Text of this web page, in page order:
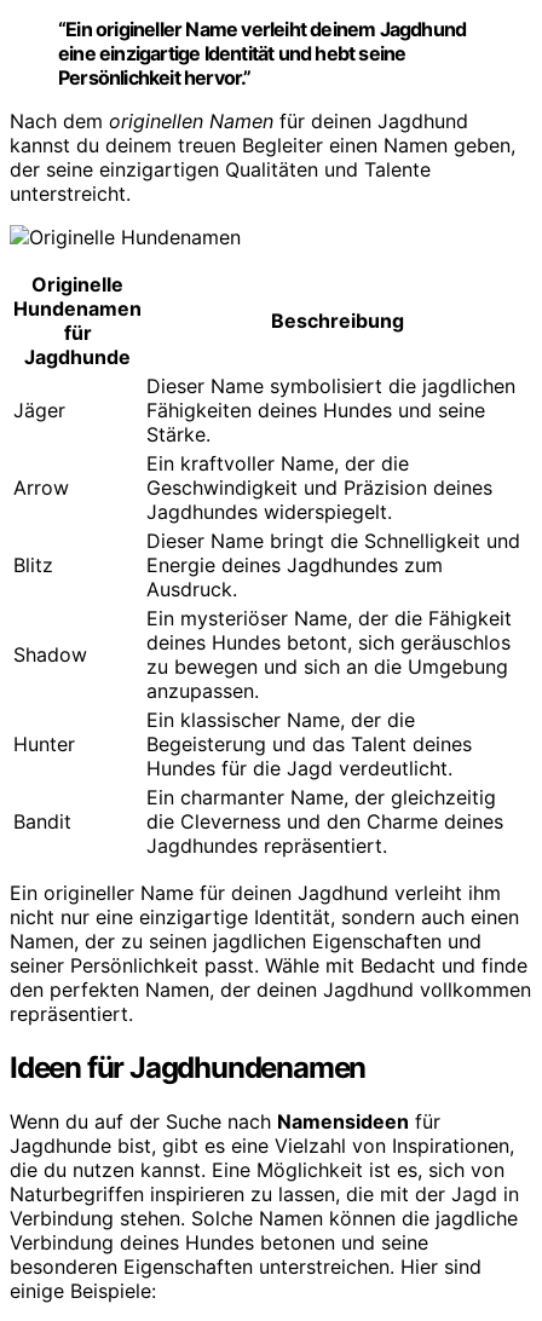
“Ein origineller Name verleiht deinem Jagdhund
eine einzigartige Identität und hebt seine
Persönlichkeit hervor.”
Nach dem originellen Namen für deinen Jagdhund
kannst du deinem treuen Begleiter einen Namen geben,
der seine einzigartigen Qualitäten und Talente
unterstreicht.
Originelle
Hundenamen
für
Jagdhunde
Beschreibung
Jäger
Dieser Name symbolisiert die jagdlichen
Fähigkeiten deines Hundes und seine
Stärke.
Arrow
Ein kraftvoller Name, der die
Geschwindigkeit und Präzision deines
Jagdhundes widerspiegelt.
Blitz
Dieser Name bringt die Schnelligkeit und
Energie deines Jagdhundes zum
Ausdruck.
Shadow
Ein mysteriöser Name, der die Fähigkeit
deines Hundes betont, sich geräuschlos
zu bewegen und sich an die Umgebung
anzupassen.
Hunter
Ein klassischer Name, der die
Begeisterung und das Talent deines
Hundes für die Jagd verdeutlicht.
Bandit
Ein charmanter Name, der gleichzeitig
die Cleverness und den Charme deines
Jagdhundes repräsentiert.
Ein origineller Name für deinen Jagdhund verleiht ihm
nicht nur eine einzigartige Identität, sondern auch einen
Namen, der zu seinen jagdlichen Eigenschaften und
seiner Persönlichkeit passt. Wähle mit Bedacht und finde
den perfekten Namen, der deinen Jagdhund vollkommen
repräsentiert.
Ideen für Jagdhundenamen
Wenn du auf der Suche nach Namensideen für
Jagdhunde bist, gibt es eine Vielzahl von Inspirationen,
die du nutzen kannst. Eine Möglichkeit ist es, sich von
Naturbegriffen inspirieren zu lassen, die mit der Jagd in
Verbindung stehen. Solche Namen können die jagdliche
Verbindung deines Hundes betonen und seine
besonderen Eigenschaften unterstreichen. Hier sind
einige Beispiele: